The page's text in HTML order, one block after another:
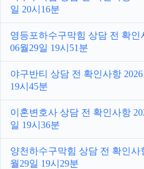
일 20시16분
영등포하수구막힘 상담 전 확인
06월29일 19시51분
야구반티 상담 전 확인사항
19시45분
이혼변호사 상담 전 확인사항
일 19시36분
양천하수구막힘 상담 전 확인사
월29일 19시29분